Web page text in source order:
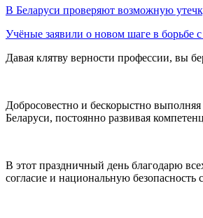
В Беларуси проверяют возможную
Учёные заявили о новом шаге в борьбе
Давая клятву верности профессии, вы
Добросовестно и бескорыстно
Беларуси, постоянно развивая
В этот праздничный день благодарю
согласие и национальную безопасность